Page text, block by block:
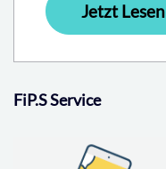
Jetzt Lesen
FiP.S Service